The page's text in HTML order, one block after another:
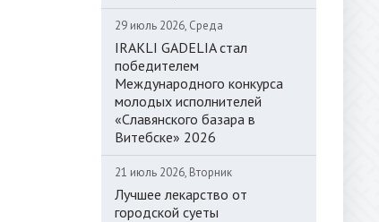
29 июль 2026, Среда
IRAKLI GADELIA стал
победителем
Международного конкурса
молодых исполнителей
«Славянского базара в
Витебске» 2026
21 июль 2026, Вторник
Лучшее лекарство от
городской суеты